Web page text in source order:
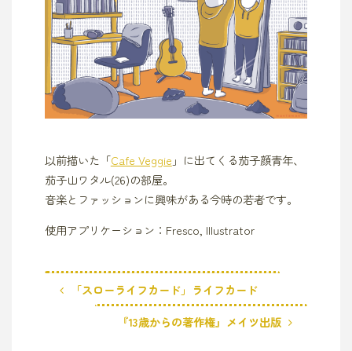
以前描いた「Cafe Veggie 」に出てくる茄子顔青年、
茄子山ワタル(26)の部屋。
音楽とファッションに興味がある今時の若者です。
使用アプリケーション：Fresco, Illustrator
「スローライフカード」ライフカード
『13歳からの著作権』メイツ出版